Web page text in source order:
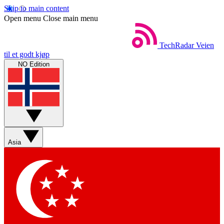
Skip to main content
Open menu Close main menu
TechRadar Veien
til et godt kjøp
NO Edition
Asia